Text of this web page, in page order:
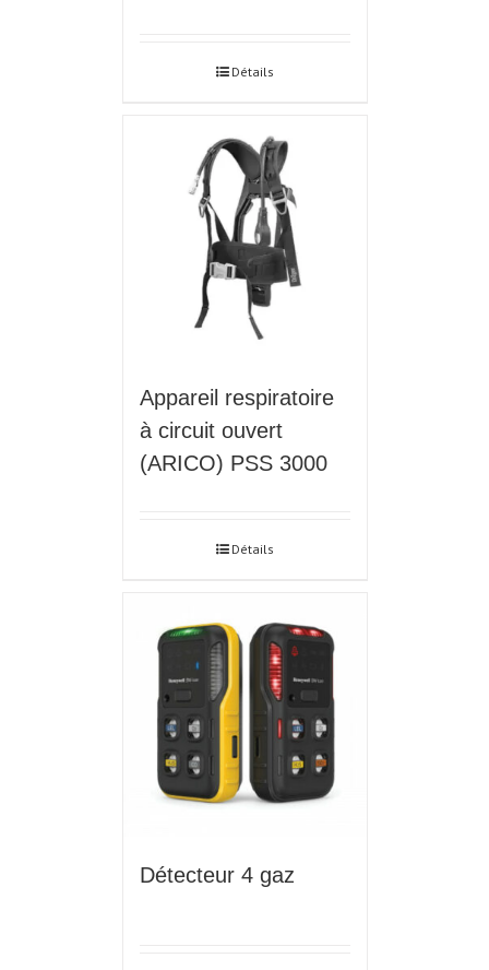
Détails
Appareil respiratoire
à circuit ouvert
(ARICO) PSS 3000
Détails
Détecteur 4 gaz